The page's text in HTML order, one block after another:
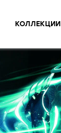
КОЛЛЕКЦИИ